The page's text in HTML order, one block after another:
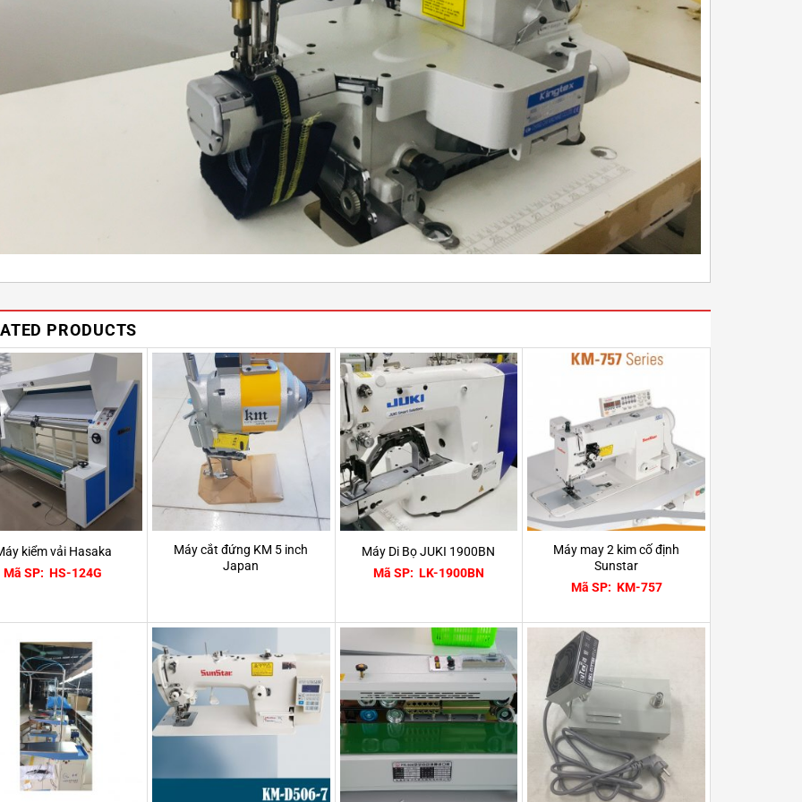
PRODUCTS
kiểm vải Hasaka
Mã SP: HS-124G
Máy cắt đứng KM 5 inch
Japan
Máy Di Bọ JUKI 1900BN
Mã SP: LK-1900BN
Máy may 2 kim cố định
Sunstar
Mã SP: KM-757